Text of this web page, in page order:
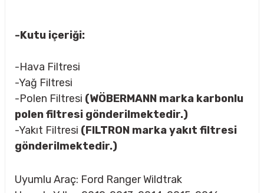
Rulman
-Kutu içeriği:
-Hava Filtresi
-Yağ Filtresi
-Polen Filtresi (WÖBERMANN marka karbonlu
polen filtresi gönderilmektedir.)
-Yakıt Filtresi (FILTRON marka yakıt filtresi
gönderilmektedir.)
Uyumlu Araç: Ford Ranger Wildtrak